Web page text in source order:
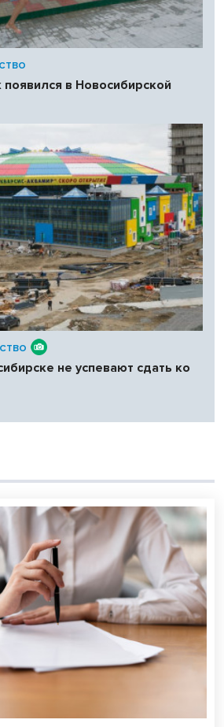
в Новосибирской
не успевают сдать ко